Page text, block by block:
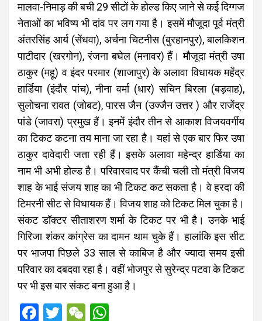
मालवा-निमाड़ की बची 29 सीटों के होल्ड किए जाने से कई दिग्गज
नेताओं का भविष्य भी दांव पर लग गया है। इसमें मौजूदा पूर्व मंत्री
अंतरसिंह आर्य (सेंधवा), अर्चना चिटनीस (बुरहानपुर), बालकिशन
पाटीदार (खरगोन), रंजना बघेल (मनावर) हैं। मौजूदा मंत्री उषा
ठाकुर (महू) व इंदर परमार (शाजापुर) के अलावा विधायक महेंद्र
हार्डिया (इंदौर पांच), नीना वर्मा (धार) सचिन बिरला (बड़वाह),
सुलोचना रावत (जोबट), पारस जैन (उज्जैन उत्तर ) और राजेंद्र
पांडे (जावरा) प्रमुख हैं। इनमें इंदौर तीन से आकाश विजयवर्गीय
का टिकट कटना तय माना जा रहा है। यहां से एक बार फिर उषा
ठाकुर दावेदारी जता रही हैं। इसके अलावा महेन्द्र हार्डिया का
नाम भी अभी होल्ड है। परिवारवाद पर कैंची चली तो मंत्री विजय
शाह के भाई संजय शाह का भी टिकट कट सकता है। वे हरदा की
टिमरनी सीट से विधायक हैं। विजय शाह को टिकट मिल चुका है।
संकट डॉक्टर सीताशरण शर्मा के टिकट पर भी है। उनके भाई
गिरिजा शंकर कांग्रेस का दामन थाम चुके हैं। हालांकि इस सीट
पर भाजपा पिछले 33 साल से काबिज है और ज्यादा समय इसी
परिवार का दबदवा रहा है। वहीं भोजपुर से सुरेन्द्र पटवा के टिकट
पर भी इस बार संकट बना हुआ है।
F
T
W